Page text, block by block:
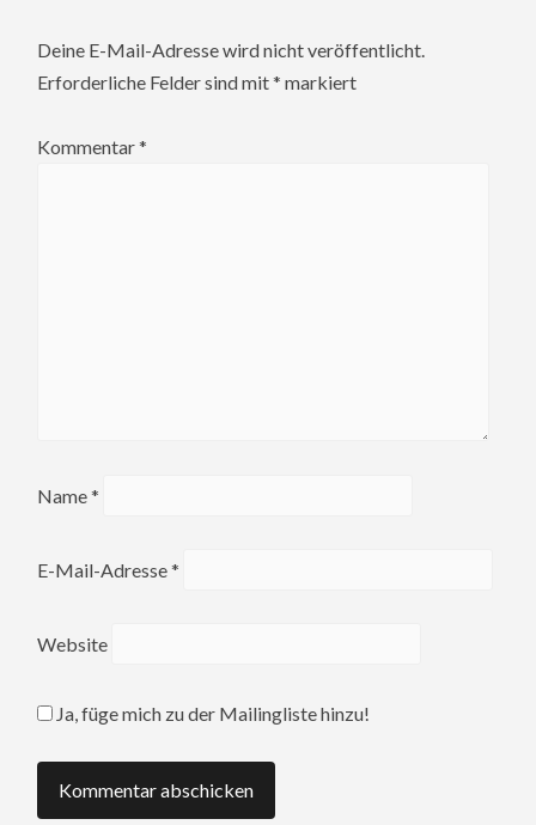
Deine E-Mail-Adresse wird nicht veröffentlicht.
Erforderliche Felder sind mit* markiert
Kommentar*
Name*
E-Mail-Adresse*
Website
Ja, füge mich zu der Mailingliste hinzu!